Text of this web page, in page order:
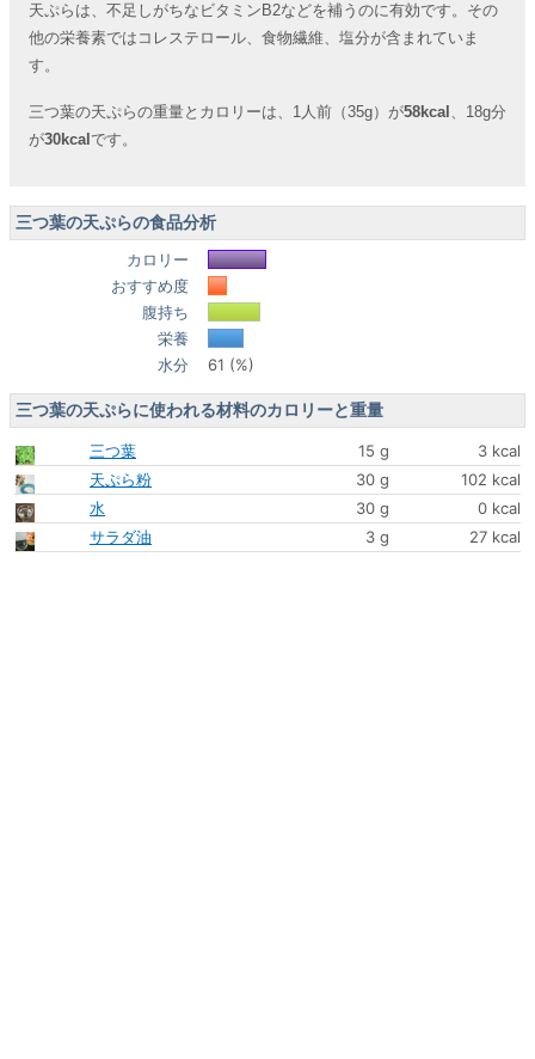
天ぷらは、不足しがちなビタミンB2などを補うのに有効です。その
他の栄養素ではコレステロール、食物繊維、塩分が含まれていま
す。
三つ葉の天ぷらの重量とカロリーは、1人前（35g）が58kcal 、18g分
が30kcal です。
三つ葉の天ぷらの食品分析
カロリー
おすすめ度
腹持ち
栄養
水分
61 (%)
三つ葉の天ぷらに使われる材料のカロリーと重量
三つ葉 15 g
3 kcal
天ぷら粉
30 g
102 kcal
水
30 g
0 kcal
サラダ油
3 g 27 kcal